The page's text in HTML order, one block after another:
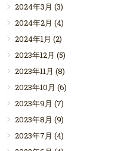
2024年3月 (3)
2024年2月 (4)
2024年1月 (2)
2023年12月 (5)
2023年11月 (8)
2023年10月 (6)
2023年9月 (7)
2023年8月 (9)
2023年7月 (4)